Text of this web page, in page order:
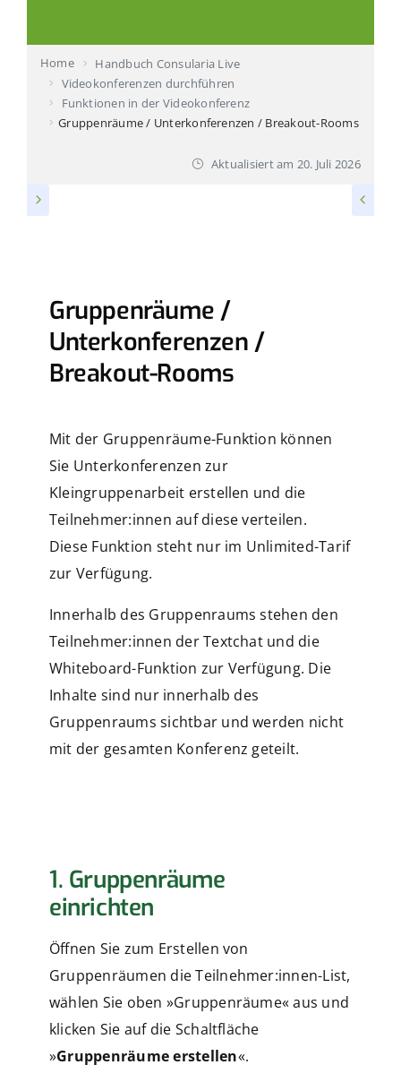
Ihr Ansprechpartner
Technischer Support
Home
Handbuch Consularia Live
Videokonferenzen durchführen
Funktionen in der Videokonferenz
Gruppenräume / Unterkonferenzen / Breakout-Rooms
Aktualisiert am 20. Juli 2026
Gruppenräume /
Unterkonferenzen /
Breakout-Rooms
Mit der Gruppenräume-Funktion können
Sie Unterkonferenzen zur
Kleingruppenarbeit erstellen und die
Teilnehmer:innen auf diese verteilen.
Diese Funktion steht nur im Unlimited-Tarif
zur Verfügung.
Innerhalb des Gruppenraums stehen den
Teilnehmer:innen der Textchat und die
Whiteboard-Funktion zur Verfügung. Die
Inhalte sind nur innerhalb des
Gruppenraums sichtbar und werden nicht
mit der gesamten Konferenz geteilt.
1. Gruppenräume
einrichten
Öffnen Sie zum Erstellen von
Gruppenräumen die Teilnehmer:innen-List,
wählen Sie oben »Gruppenräume« aus und
klicken Sie auf die Schaltfläche
»Gruppenräume erstellen«.